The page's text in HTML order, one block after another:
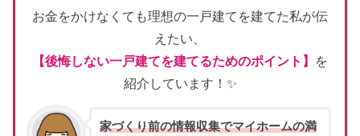
お金をかけなくても理想の一戸建てを建てた私が伝
えたい、
【後悔しない一戸建てを建てるためのポイント】
を
紹介しています！✨
家づくり前の情報収集でマイホームの満